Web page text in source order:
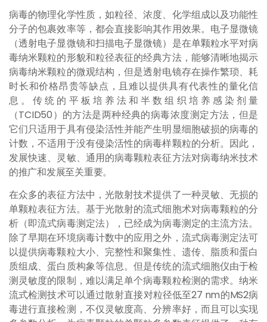
病毒的物理化学性质，如粒径、浓度、化学组成以及功能性
分子的包裹效率等，都会直接影响其作用效果。电子显微镜
（透射电子显微镜和扫描电子显微镜）是在单颗粒水平对病
毒纳米颗粒的形貌和粒径表征的经典方法，能够清晰地揭示
病毒纳米颗粒的微观结构，但是透射电镜存在操作繁琐、耗
时长和价格昂贵等缺点，且难以提供具有代表性的量化信
息。传统的平板培养法和半数组织培养感染剂量
（TCID50）的方法是两种经典的病毒浓度测定方法，但是
它们只适用于具有侵染活性并能产生明显细胞破损的病毒的
计数，不适用于没有侵染活性的病毒样颗粒的分析。因此，
发展快速、灵敏、通用的病毒颗粒表征方法对病毒纳米技术
的推广和发展至关重要。
在众多的表征方法中，光散射技术提供了一种灵敏、无损的
单颗粒表征方法。基于光散射的流式细胞术对病毒颗粒的分
析（即流式病毒测定法），已经成为病毒测定的主流方法。
除了早期在环境病毒计数中的应用之外，流式病毒测定法可
以提供病毒颗粒大小、完整性和聚集性、遗传、脂质和蛋白
质组成、蛋白质构象等信息。但是传统的流式细胞仪由于检
测灵敏度的限制，难以满足单个病毒颗粒检测的需求。纳米
流式检测技术可以通过散射直接对粒径低至27 nm的MS2病
毒进行直接检测，不仅灵敏度高、分辨率好，而且可以实现